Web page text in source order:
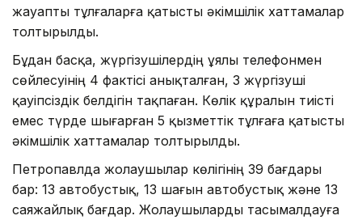
жауапты тұлғаларға қатысты әкімшілік хаттамалар
толтырылды.
Бұдан басқа, жүргізушілердің ұялы телефонмен
сөйлесуінің 4 фактісі анықталған, 3 жүргізуші
қауіпсіздік белдігін тақпаған. Көлік құралын тиісті
емес түрде шығарған 5 қызметтік тұлғаға қатысты
әкімшілік хаттамалар толтырылды.
Петропавлда жолаушылар көлігінің 39 бағдары
бар: 13 автобустық, 13 шағын автобустық және 13
саяжайлық бағдар. Жолаушыларды тасымалдауға